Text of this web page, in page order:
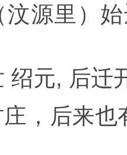
源里）
绍元, 后迁
庄，后来